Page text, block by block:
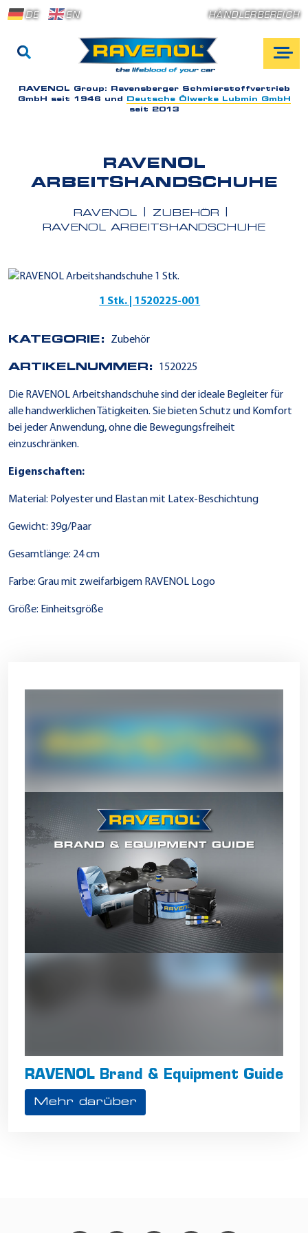
DE EN HÄNDLERBEREICH
RAVENOL Group: Ravensberger Schmierstoffvertrieb
GmbH seit 1946 und
Deutsche Ölwerke Lubmin GmbH
seit 2013
RAVENOL
ARBEITSHANDSCHUHE
RAVENOL
ZUBEHÖR
RAVENOL ARBEITSHANDSCHUHE
1 Stk. | 1520225-001
KATEGORIE: Zubehör
ARTIKELNUMMER: 1520225
Die RAVENOL Arbeitshandschuhe sind der ideale Begleiter für
alle handwerklichen Tätigkeiten. Sie bieten Schutz und Komfort
bei jeder Anwendung, ohne die Bewegungsfreiheit
einzuschränken.
Eigenschaften:
Material: Polyester und Elastan mit Latex-Beschichtung
Gewicht: 39g/Paar
Gesamtlänge: 24 cm
Farbe: Grau mit zweifarbigem RAVENOL Logo
Größe: Einheitsgröße
RAVENOL Brand & Equipment Guide
Mehr darüber